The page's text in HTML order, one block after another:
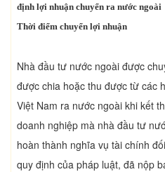
định lợi nhuận chuyển ra nước ngoài
Thời điểm chuyển lợi nhuận
Nhà đầu tư nước ngoài được
được chia hoặc thu được từ các
Việt Nam ra nước ngoài khi kết
doanh nghiệp mà nhà đầu tư
hoàn thành nghĩa vụ tài chính
quy định của pháp luật, đã nộp